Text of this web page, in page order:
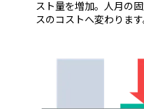
スト量を増加。人月の
スのコストへ変わります